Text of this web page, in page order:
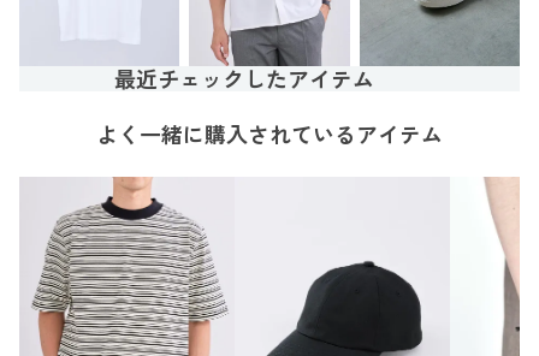
最近チェックしたアイテム
よく一緒に購入されているアイテム